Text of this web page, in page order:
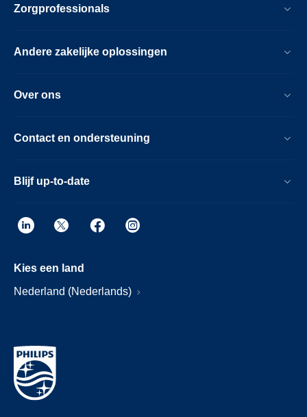
Zorgprofessionals
Andere zakelijke oplossingen
Over ons
Contact en ondersteuning
Blijf up-to-date
Kies een land
Nederland (Nederlands)